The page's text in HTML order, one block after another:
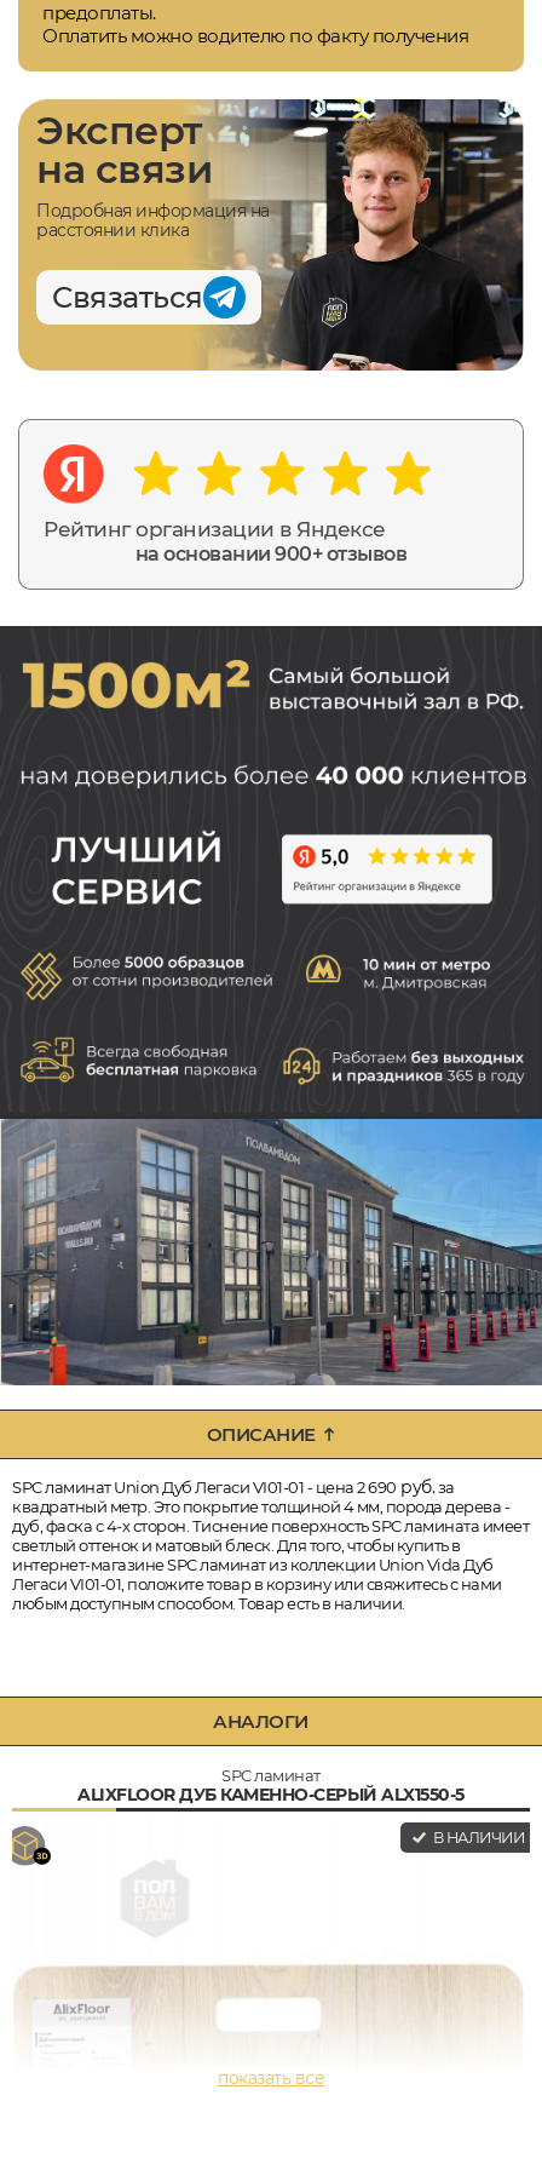
предоплаты.
Оплатить можно водителю по факту получения
Рейтинг организации в Яндексе
на основании 900+ отзывов
Эксперт
на связи
Подробная информация на
расстоянии клика
Связаться
ОПИСАНИЕ
SPC ламинат Union Дуб Легаси VI01-01 - цена 2 690 руб.за
квадратный метр. Это покрытие толщиной 4 мм, порода дерева -
дуб, фаска с 4-х сторон. Тиснение поверхность SPC ламината имеет
светлый оттенок и матовый блеск. Для того, чтобы купить в
интернет-магазине SPC ламинат из коллекции Union Vida Дуб
Легаси VI01-01, положите товар в корзину или свяжитесь с нами
любым доступным способом. Товар есть в наличии.
АНАЛОГИ
SPC ламинат
ALIXFLOOR ДУБ КАМЕННО-СЕРЫЙ ALX1550-5
В НАЛИЧИИ